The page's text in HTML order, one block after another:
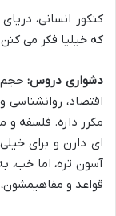
کنکور انسانی،
که خیلیا فکر می
دشواری دروس:حجم
اقتصاد، روانشناسی
مکرر داره. فلسفه
ای دارن و برای
آسون تره، اما خب،
قواعد و